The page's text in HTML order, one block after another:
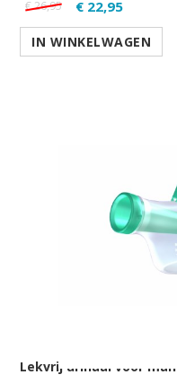
€ 26,95 € 22,95
IN WINKELWAGEN
Lekvrij urinaal voor man